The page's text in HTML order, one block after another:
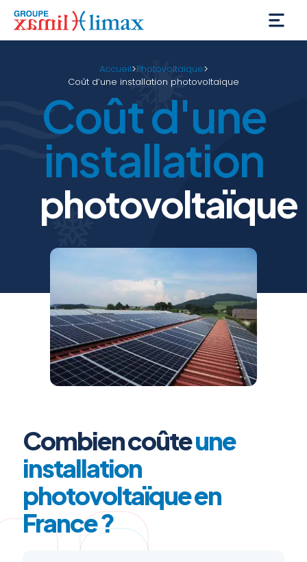
Accueil>Photovoltaïque>
Coût d’une installation photovoltaïque
Coût d'une
installation
photovoltaïque
Combien coûteune
installation
photovoltaïque en
France ?